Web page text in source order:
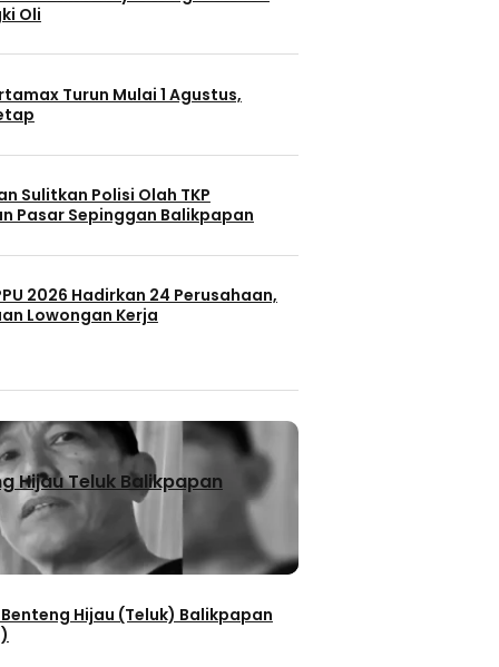
Oli
Turun Mulai 1 Agustus,
Sulitkan Polisi Olah TKP
Pasar Sepinggan Balikpapan
2026 Hadirkan 24 Perusahaan,
Lowongan Kerja
Hijau Teluk Balikpapan
Hijau (Teluk) Balikpapan